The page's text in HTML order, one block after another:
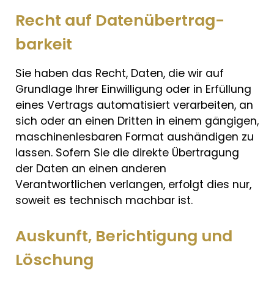
Recht auf Daten­übertrag­
barkeit
Sie haben das Recht, Daten, die wir auf
Grundlage Ihrer Einwilligung oder in Erfüllung
eines Vertrags automatisiert verarbeiten, an
sich oder an einen Dritten in einem gängigen,
maschinenlesbaren Format aushändigen zu
lassen. Sofern Sie die direkte Übertragung
der Daten an einen anderen
Verantwortlichen verlangen, erfolgt dies nur,
soweit es technisch machbar ist.
Auskunft, Berichtigung und
Löschung